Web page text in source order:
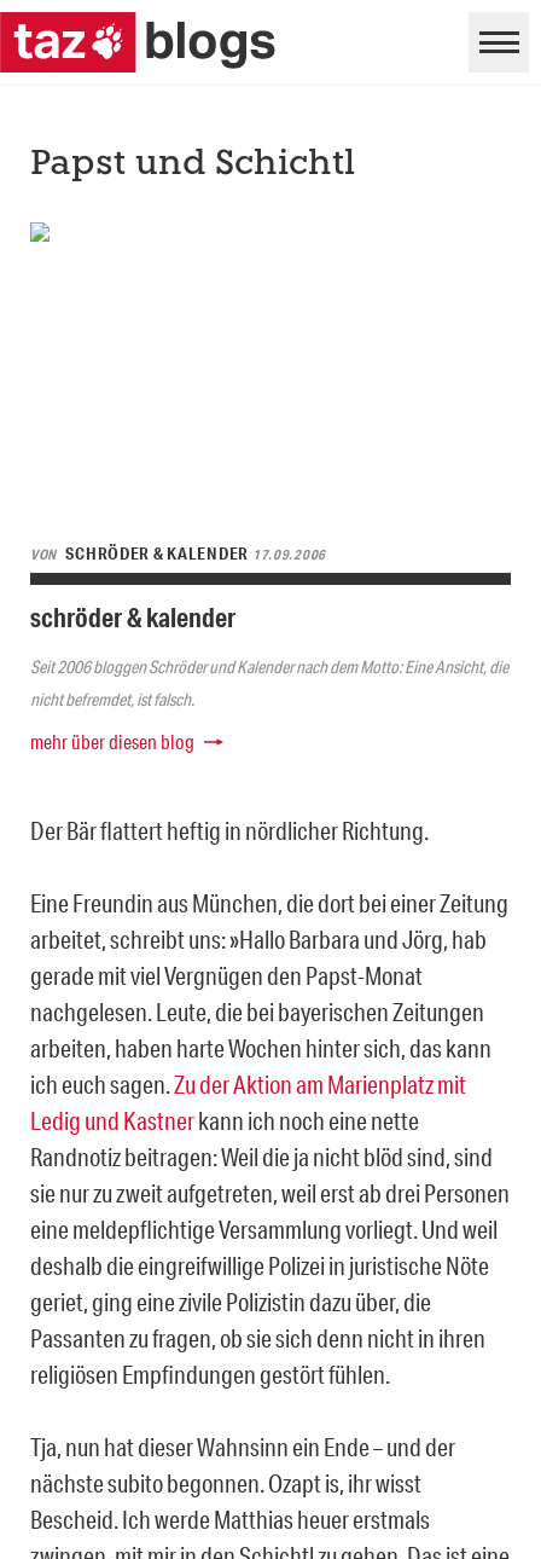
Papst und Schichtl
VON SCHRÖDER & KALENDER 17.09.2006
schröder & kalender
Seit 2006 bloggen Schröder und Kalender nach dem Motto: Eine Ansicht, die
nicht befremdet, ist falsch.
mehr über diesen blog
Der Bär flattert heftig in nördlicher Richtung.
Eine Freundin aus München, die dort bei einer Zeitung
arbeitet, schreibt uns: »Hallo Barbara und Jörg, hab
gerade mit viel Vergnügen den Papst-Monat
nachgelesen. Leute, die bei bayerischen Zeitungen
arbeiten, haben harte Wochen hinter sich, das kann
ich euch sagen.Zu der Aktion am Marienplatz mit
Ledig und Kastnerkann ich noch eine nette
Randnotiz beitragen: Weil die ja nicht blöd sind, sind
sie nur zu zweit aufgetreten, weil erst ab drei Personen
eine meldepflichtige Versammlung vorliegt. Und weil
deshalb die eingreifwillige Polizei in juristische Nöte
geriet, ging eine zivile Polizistin dazu über, die
Passanten zu fragen, ob sie sich denn nicht in ihren
religiösen Empfindungen gestört fühlen.
Tja, nun hat dieser Wahnsinn ein Ende – und der
nächste subito begonnen. Ozapt is, ihr wisst
Bescheid. Ich werde Matthias heuer erstmals